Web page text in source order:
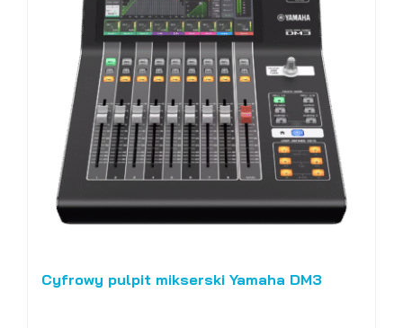
Cyfrowy pulpit mikserski Yamaha DM3